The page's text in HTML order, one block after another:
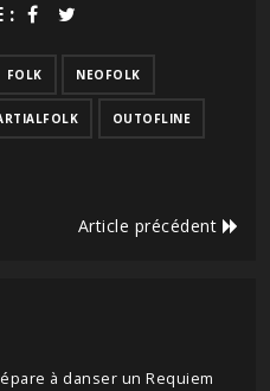
:
FOLK NEOFOLK
OUTOFLINE
Article précédent
à danser un Requiem